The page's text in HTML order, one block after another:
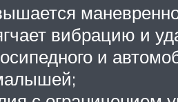
вибрацию и
и